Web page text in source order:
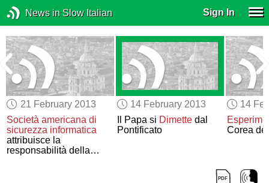
News in Slow Italian Sign In
21 February 2013
Società americana di
sicurezza informatica
attribuisce la
responsabilità della
14 February 2013
Il Papa si Dimettedal
Pontificato
14
Corea